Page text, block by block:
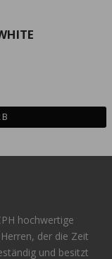
hochwertige
der die Zeit
und besitzt